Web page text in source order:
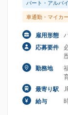
パート・アルバ
車通勤・マイカ
雇用形態
応募要件
勤務地
最寄り駅
給与